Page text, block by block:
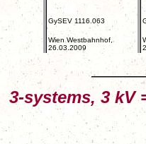
GySEV 1116.063
Wien Westbahnhof,
26.03.2009
3-systems, 3 kV